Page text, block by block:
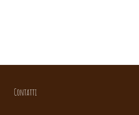
Contatti